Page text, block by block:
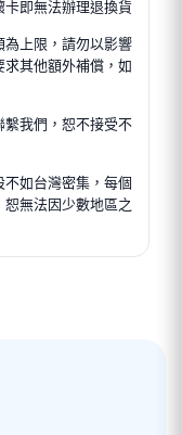
卡即無法辦理退換貨
為上限，請勿以影響
其他額外補償，如
繫我們，恕不接受不
如台灣密集，每個
無法因少數地區之